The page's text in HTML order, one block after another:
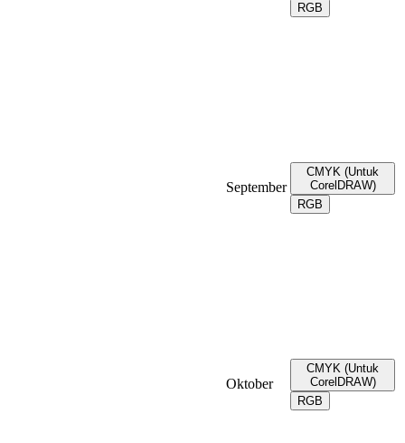
RGB
September
CMYK (Untuk
CorelDRAW)
RGB
Oktober
CMYK (Untuk
CorelDRAW)
RGB